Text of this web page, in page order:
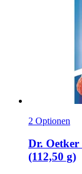
2 Optionen
Dr. Oetker
(112,50 g)